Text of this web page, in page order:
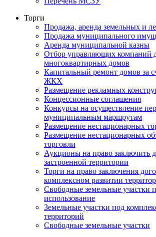
Торги
Продажа, аренда земельных и
Продажа муниципального
Аренда муниципальной казны
Отбор управляющих компаний
многоквартирных домов
Капитальный ремонт домов за
ЖКХ
Размещение рекламных
Концессионные соглашения
Конкурсы на осуществление
муниципальным маршрутам
Размещение нестационарных
Размещение нестационарных
торговли
Аукционы на право заключить
застроенной территории
Торги на право заключения
комплексном развитии
Свободные земельные участки
использование
Земельные участки под
территорий
Свободные земельные участки